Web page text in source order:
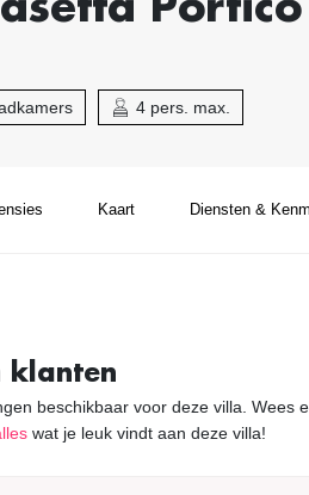
4 pers. max.
Kaart Diensten &
klanten
beschikbaar voor deze villa. Wees
wat je leuk vindt aan deze villa!